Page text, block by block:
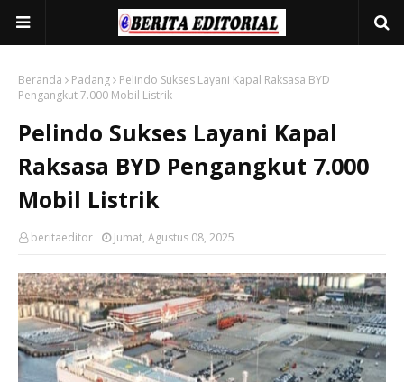
Beranda Padang
Pelindo Sukses Layani Kapal Raksasa BYD
Pengangkut 7.000 Mobil Listrik
Pelindo Sukses Layani Kapal
Raksasa BYD Pengangkut 7.000
Mobil Listrik
beritaeditor Jumat, Agustus 08, 2025